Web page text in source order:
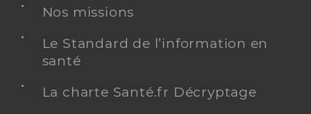
Nos missions
Le Standard de l’information en
santé
La charte Santé.fr Décryptage